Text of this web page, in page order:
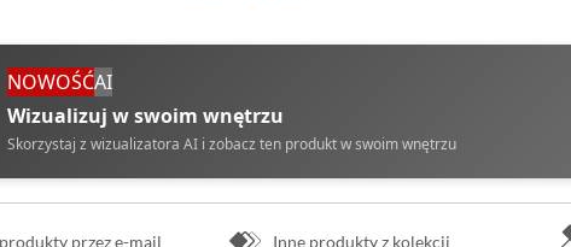
NOWOŚĆAI
Wizualizuj w swoim wnętrzu
Skorzystaj z wizualizatora AI i zobacz ten produkt w swoim wnętrzu
przez e-mail Inne produkty z kolekcji